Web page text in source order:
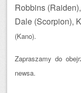
Robbins
Dale (Scorpion),
(Kano).
Zapraszamy do
newsa.